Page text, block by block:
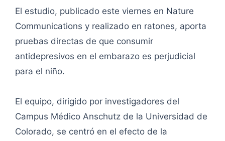
El estudio, publicado este viernes en Nature
Communications y realizado en ratones, aporta
pruebas directas de que consumir
antidepresivos en el embarazo es perjudicial
para el niño.
El equipo, dirigido por investigadores del
Campus Médico Anschutz de la Universidad de
Colorado, se centró en el efecto de la